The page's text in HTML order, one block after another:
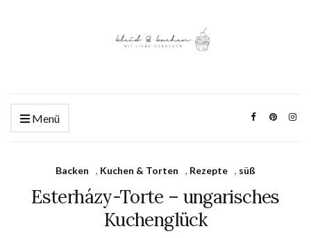
Menü
Backen , Kuchen & Torten , Rezepte , süß
Esterházy-Torte – ungarisches
Kuchenglück